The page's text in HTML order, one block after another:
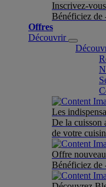
Inscrivez-
Bénéficiez de
Offres
Découvrir
Les
De la cuisson
de votre
Offre
Bénéficiez de